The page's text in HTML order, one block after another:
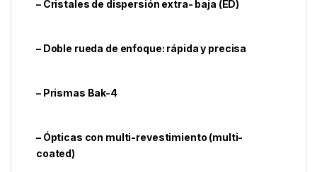
– Cristales de dispersión extra- baja (ED)
– Doble rueda de enfoque: rápida y precisa
– Prismas Bak-4
– Ópticas con multi-revestimiento (multi-
coated)